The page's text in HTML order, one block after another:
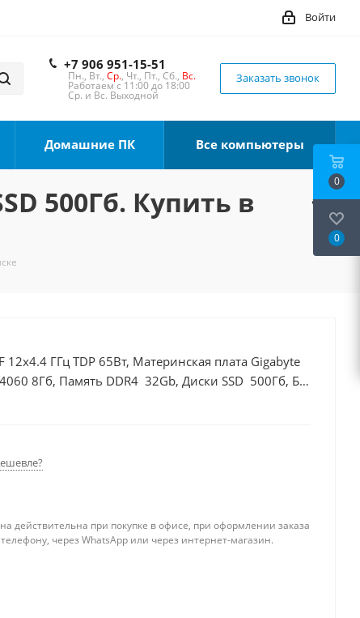
Войти
+7 906 951-15-51
Пн., Вт., Ср., Чт., Пт., Сб., Вс.
Работаем с 11:00 до 18:00
Ср. и Вс. Выходной
Заказать звонок
Домашние ПК Все компьютеры
500Гб. Купить в
ГГц TDP 65Вт, Материнская плата Gigabyte
8Гб, Память DDR4 32Gb, Диски SSD 500Гб, БП
действительна при покупке в офисе, при оформлении заказа
через WhatsApp или через интернет-магазин.
0
0